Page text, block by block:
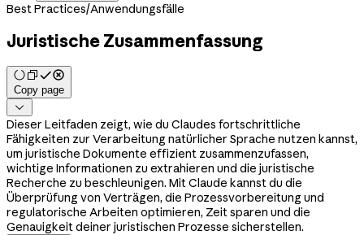
Best Practices/Anwendungsfälle
Juristische Zusammenfassung
Copy page

Dieser Leitfaden zeigt, wie du Claudes fortschrittliche
Fähigkeiten zur Verarbeitung natürlicher Sprache nutzen kannst,
um juristische Dokumente effizient zusammenzufassen,
wichtige Informationen zu extrahieren und die juristische
Recherche zu beschleunigen. Mit Claude kannst du die
Überprüfung von Verträgen, die Prozessvorbereitung und
regulatorische Arbeiten optimieren, Zeit sparen und die
Genauigkeit deiner juristischen Prozesse sicherstellen.